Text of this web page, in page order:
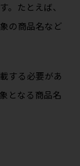
。たとえば、
の商品名など
する必要があ
となる商品名